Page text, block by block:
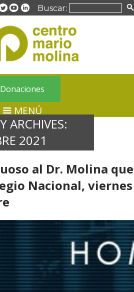
Buscar:
Donaciones
MENÚ
ARCHIVES:
2021
al Dr. Molina que
Nacional, viernes